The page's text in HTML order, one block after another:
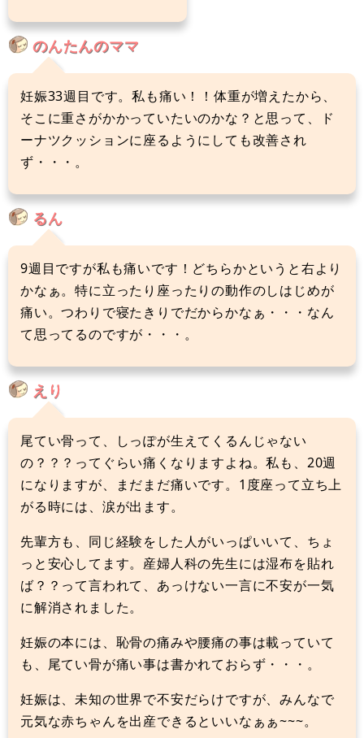
のんたんのママ
妊娠33週目です。私も痛い！！体重が増えたから、
そこに重さがかかっていたいのかな？と思って、ド
ーナツクッションに座るようにしても改善され
ず・・・。
るん
9週目ですが私も痛いです！どちらかというと右より
かなぁ。特に立ったり座ったりの動作のしはじめが
痛い。つわりで寝たきりでだからかなぁ・・・なん
て思ってるのですが・・・。
えり
尾てい骨って、しっぽが生えてくるんじゃない
の？？？ってぐらい痛くなりますよね。私も、20週
になりますが、まだまだ痛いです。1度座って立ち上
がる時には、涙が出ます。
先輩方も、同じ経験をした人がいっぱいいて、ちょ
っと安心してます。産婦人科の先生には湿布を貼れ
ば？？って言われて、あっけない一言に不安が一気
に解消されました。
妊娠の本には、恥骨の痛みや腰痛の事は載っていて
も、尾てい骨が痛い事は書かれておらず・・・。
妊娠は、未知の世界で不安だらけですが、みんなで
元気な赤ちゃんを出産できるといいなぁぁ~~~。